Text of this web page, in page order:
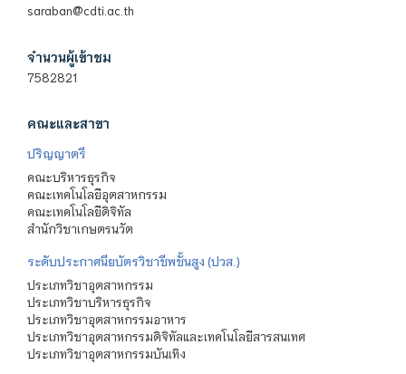
saraban@cdti.ac.th
จำนวนผู้เข้าชม
7582821
คณะและสาขา
ปริญญาตรี
คณะบริหารธุรกิจ
คณะเทคโนโลยีอุตสาหกรรม
คณะเทคโนโลยีดิจิทัล
สำนักวิชาเกษตรนวัต
ระดับประกาศนียบัตรวิชาชีพชั้นสูง (ปวส.)
ประเภทวิชาอุตสาหกรรม
ประเภทวิชาบริหารธุรกิจ
ประเภทวิชาอุตสาหกรรมอาหาร
ประเภทวิชาอุตสาหกรรมดิจิทัลและเทคโนโลยีสารสนเทศ
ประเภทวิชาอุตสาหกรรมบันเทิง